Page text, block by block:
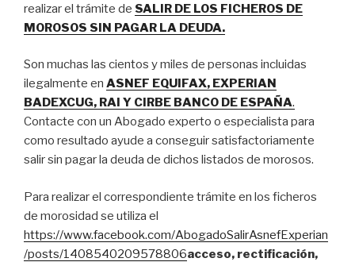
realizar el trámite de SALIR DE LOS FICHEROS DE
MOROSOS SIN PAGAR LA DEUDA.
Son muchas las cientos y miles de personas incluidas
ilegalmente en ASNEF EQUIFAX, EXPERIAN
BADEXCUG, RAI Y CIRBE BANCO DE ESPAÑA.
Contacte con un Abogado experto o especialista para
como resultado ayude a conseguir satisfactoriamente
salir sin pagar la deuda de dichos listados de morosos.
Para realizar el correspondiente trámite en los ficheros
de morosidad se utiliza el
https://www.facebook.com/AbogadoSalirAsnefExperian
/posts/1408540209578806acceso, rectificación,